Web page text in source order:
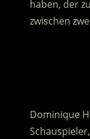
haben, der
zwischen
Dominique